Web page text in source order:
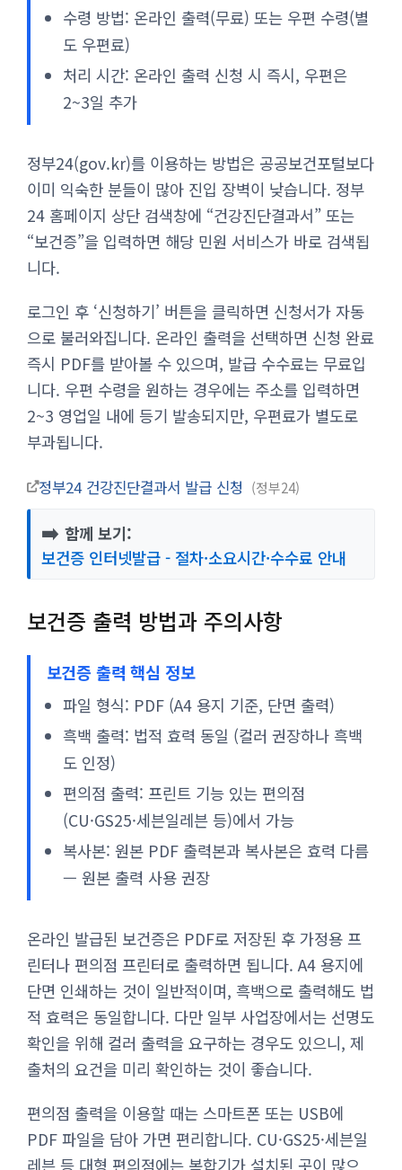
수령 방법: 온라인 출력(무료) 또는 우편 수령(별
도 우편료)
처리 시간: 온라인 출력 신청 시 즉시, 우편은
2~3일 추가
정부24(gov.kr)를 이용하는 방법은 공공보건포털보다
이미 익숙한 분들이 많아 진입 장벽이 낮습니다. 정부
24 홈페이지 상단 검색창에 “건강진단결과서” 또는
“보건증”을 입력하면 해당 민원 서비스가 바로 검색됩
니다.
로그인 후 ‘신청하기’ 버튼을 클릭하면 신청서가 자동
으로 불러와집니다. 온라인 출력을 선택하면 신청 완료
즉시 PDF를 받아볼 수 있으며, 발급 수수료는 무료입
니다. 우편 수령을 원하는 경우에는 주소를 입력하면
2~3 영업일 내에 등기 발송되지만, 우편료가 별도로
부과됩니다.
정부24 건강진단결과서 발급 신청 정부24
➡️ 함께 보기:
보건증 인터넷발급 - 절차·소요시간·수수료 안내
보건증 출력 방법과 주의사항
보건증 출력 핵심 정보
파일 형식: PDF (A4 용지 기준, 단면 출력)
흑백 출력: 법적 효력 동일 (컬러 권장하나 흑백
도 인정)
편의점 출력: 프린트 기능 있는 편의점
(CU·GS25·세븐일레븐 등)에서 가능
복사본: 원본 PDF 출력본과 복사본은 효력 다름
— 원본 출력 사용 권장
온라인 발급된 보건증은 PDF로 저장된 후 가정용 프
린터나 편의점 프린터로 출력하면 됩니다. A4 용지에
단면 인쇄하는 것이 일반적이며, 흑백으로 출력해도 법
적 효력은 동일합니다. 다만 일부 사업장에서는 선명도
확인을 위해 컬러 출력을 요구하는 경우도 있으니, 제
출처의 요건을 미리 확인하는 것이 좋습니다.
편의점 출력을 이용할 때는 스마트폰 또는 USB에
PDF 파일을 담아 가면 편리합니다. CU·GS25·세븐일
레븐 등 대형 편의점에는 복합기가 설치된 곳이 많으